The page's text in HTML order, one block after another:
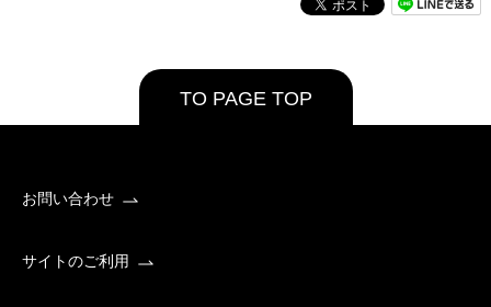
TO PAGE TOP
お問い合わせ
サイトのご利用